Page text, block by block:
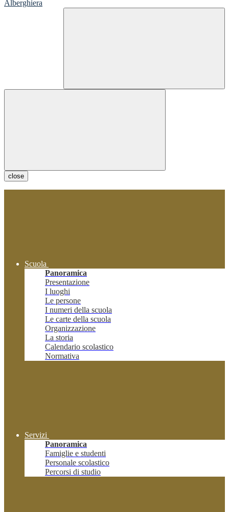
close
Scuola
Panoramica
Presentazione
I luoghi
Le persone
I numeri della scuola
Le carte della scuola
Organizzazione
La storia
Calendario scolastico
Normativa
Servizi
Panoramica
Famiglie e studenti
Personale scolastico
Percorsi di studio